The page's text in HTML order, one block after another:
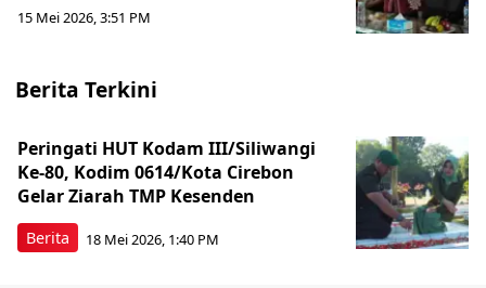
15 Mei 2026, 3:51 PM
Berita Terkini
Berita
Peringati HUT Kodam III/Siliwangi
Ke-80, Kodim 0614/Kota Cirebon
Gelar Ziarah TMP Kesenden
18 Mei 2026, 1:40 PM